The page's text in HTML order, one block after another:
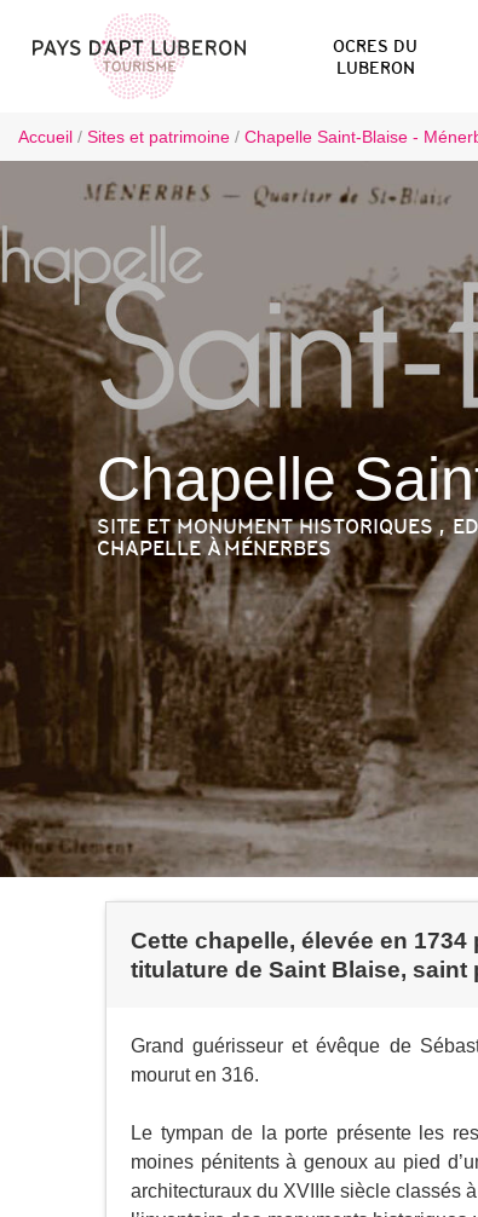
OCRES DU
LUBERON
Accueil / Sites et patrimoine / Chapelle Saint-Blaise -
Chapelle
SITE ET MONUMENT HISTORIQUES ,
CHAPELLEÀ MÉNERBES
Cette chapelle, élevée en
titulature de Saint Blaise,
Grand guérisseur et évêque de
mourut en 316.
Le tympan de la porte présente les
moines pénitents à genoux au pied
architecturaux du XVIIIe siècle classés à